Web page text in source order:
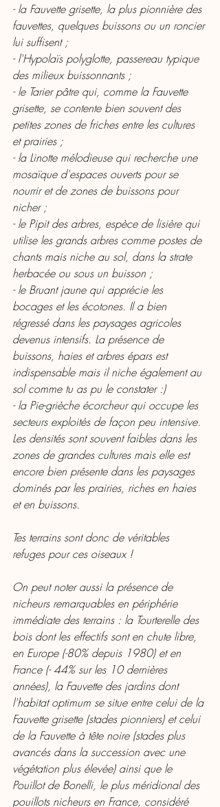
- la Fauvette grisette, la plus pionnière des
fauvettes, quelques buissons ou un roncier
lui suffisent ;
- l'Hypolaïs polyglotte, passereau typique
des milieux buissonnants ;
- le Tarier pâtre qui, comme la Fauvette
grisette, se contente bien souvent des
petites zones de friches entre les cultures
et prairies ;
- la Linotte mélodieuse qui recherche une
mosaïque d'espaces ouverts pour se
nourrir et de zones de buissons pour
nicher ;
- le Pipit des arbres, espèce de lisière qui
utilise les grands arbres comme postes de
chants mais niche au sol, dans la strate
herbacée ou sous un buisson ;
- le Bruant jaune qui apprécie les
bocages et les écotones. Il a bien
régressé dans les paysages agricoles
devenus intensifs. La présence de
buissons, haies et arbres épars est
indispensable mais il niche également au
sol comme tu as pu le constater :)
- la Pie-grièche écorcheur qui occupe les
secteurs exploités de façon peu intensive.
Les densités sont souvent faibles dans les
zones de grandes cultures mais elle est
encore bien présente dans les paysages
dominés par les prairies, riches en haies
et en buissons.
Tes terrains sont donc de véritables
refuges pour ces oiseaux !
On peut noter aussi la présence de
nicheurs remarquables en périphérie
immédiate des terrains : la Tourterelle des
bois dont les effectifs sont en chute libre,
en Europe (-80% depuis 1980) et en
France (- 44% sur les 10 dernières
années), la Fauvette des jardins dont
l'habitat optimum se situe entre celui de la
Fauvette grisette (stades pionniers) et celui
de la Fauvette à tête noire (stades plus
avancés dans la succession avec une
végétation plus élevée) ainsi que le
Pouillot de Bonelli, le plus méridional des
pouillots nicheurs en France, considéré